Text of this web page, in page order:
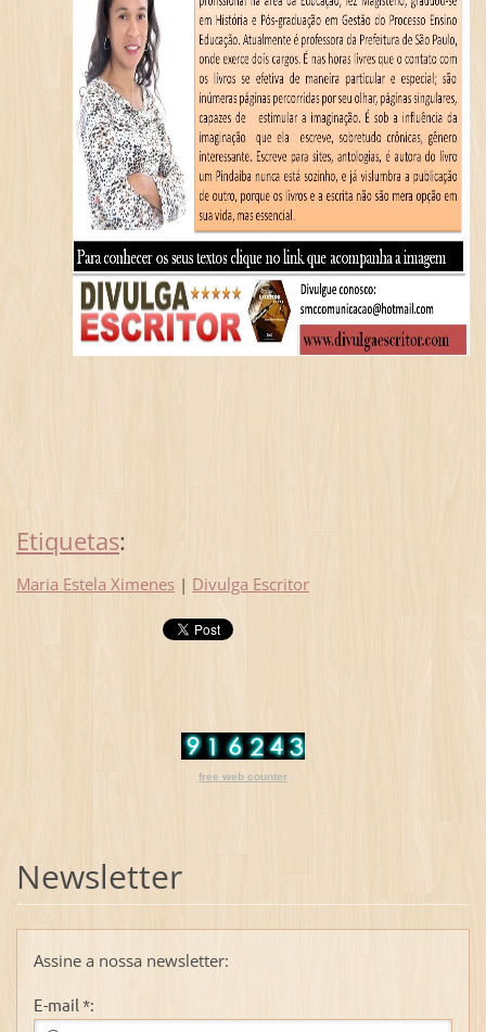
Etiquetas:
Maria Estela Ximenes | Divulga Escritor
free web counter
Newsletter
Assine a nossa newsletter:
E-mail *: